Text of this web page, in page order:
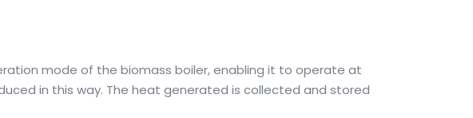
mode of the biomass boiler, enabling it to operate at
in this way. The heat generated is collected and stored